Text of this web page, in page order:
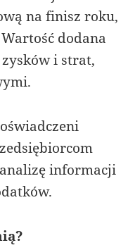
na finisz roku,
dodana
i strat,
informacji